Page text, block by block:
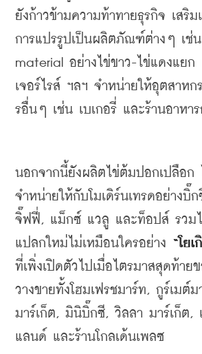
ยังก้าวข้ามความท้าทายธุรกิจ เสริ
การแปรรูปเป็นผลิตภัณฑ์ต่างๆ เช่น
material อย่างไข่ขาว-ไข่แดงแยก
เจอร์ไรส์ ฯลฯ จำหน่ายให้อุตสาหก
รอื่นๆ เช่น เบเกอรี่ และร้านอาหาร
นอกจากนี้ยังผลิตไข่ต้มปอกเปลือก
จำหน่ายให้กับโมเดิร์นเทรดอย่างบิ๊ก
จิ๊ฟฟี่ , แม็กซ์ แวลู และท็อปส์ รวม
แปลกใหม่ไม่เหมือนใครอย่าง “โย
ที่เพิ่งเปิดตัวไปเมื่อไตรมาสสุดท้าย
วางขายทั้งโฮมเฟรชมาร์ท, กูร์เมต์ม
มาร์เก็ต, มินิบิ๊กซี, วิลลา มาร์เก็ต,
แลนด์ และร้านโกลเด้นเพลซ